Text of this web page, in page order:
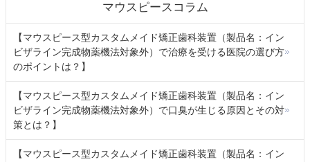
マウスピースコラム
【マウスピース型カスタムメイド矯正歯科装置（製品名：イン
ビザライン完成物薬機法対象外）で治療を受ける医院の選び方
のポイントは？】
【マウスピース型カスタムメイド矯正歯科装置（製品名：イン
ビザライン完成物薬機法対象外）で口臭が生じる原因とその対
策とは？】
【マウスピース型カスタムメイド矯正歯科装置（製品名：イン